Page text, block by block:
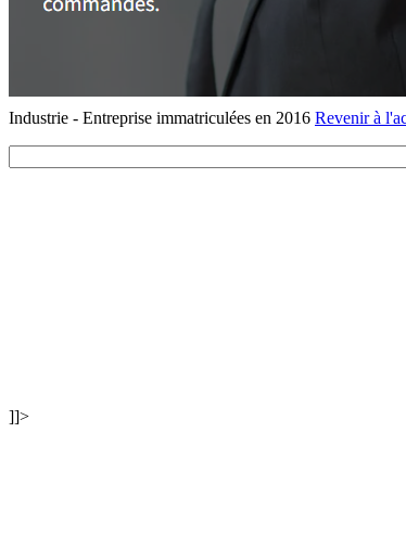
Industrie - Entreprise immatriculées en 2016 Revenir à
]]>